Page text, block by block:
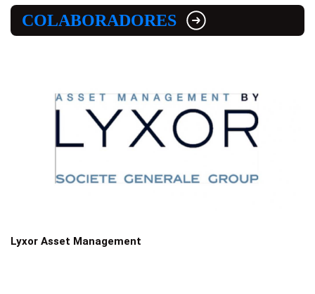
COLABORADORES
Lyxor Asset Management